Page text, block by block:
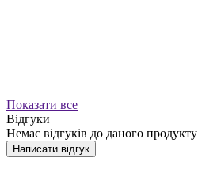
Показати все
Відгуки
Немає відгуків до даного продукту
Написати відгук